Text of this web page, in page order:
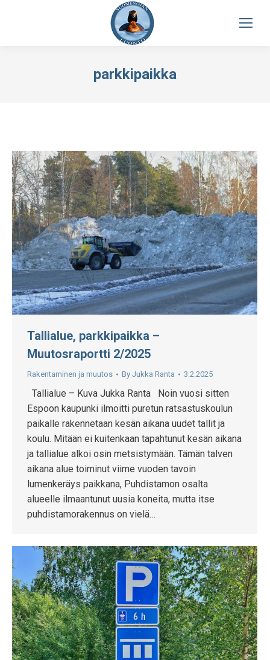
parkkipaikka
Tallialue, parkkipaikka –
Muutosraportti 2/2025
Rakentaminen ja muutos By Jukka Ranta 3.2.2025
Tallialue – Kuva Jukka Ranta Noin vuosi sitten
Espoon kaupunki ilmoitti puretun ratsastuskoulun
paikalle rakennetaan kesän aikana uudet tallit ja
koulu. Mitään ei kuitenkaan tapahtunut kesän aikana
ja tallialue alkoi osin metsistymään. Tämän talven
aikana alue toiminut viime vuoden tavoin
lumenkeräys paikkana, Puhdistamon osalta
alueelle ilmaantunut uusia koneita, mutta itse
puhdistamorakennus on vielä…